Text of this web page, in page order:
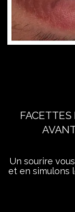
Un sourire
et en simulons